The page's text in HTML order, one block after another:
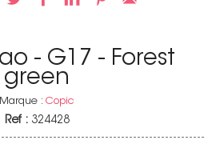
- G17 - Forest
green
Marque : Copic
Ref : 324428